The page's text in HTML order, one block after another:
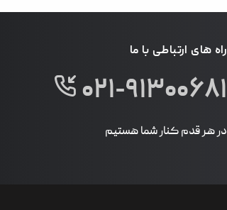
راه های ارتباطی با ما
۰۲۱-۹۱۳۰۰۶۸۱
در هر قدم کنار شما هستیم